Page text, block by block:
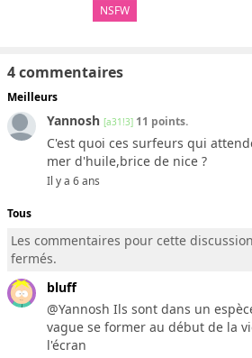
NSFW
4 commentaires
Meilleurs
Yannosh [a31!3] 11 points.
C'est quoi ces surfeurs qui
mer d'huile,brice de nice ?
Il y a 6 ans
Tous
Les commentaires pour cette
fermés.
bluff
@Yannosh Ils sont dans un
vague se former au début de la
l'écran